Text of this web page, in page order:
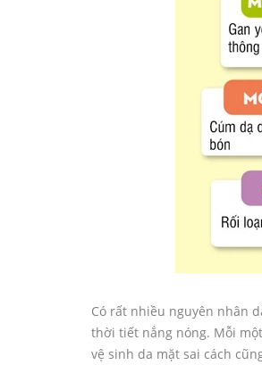
Có rất nhiều nguyên nhân
thời tiết nắng nóng. Mỗi một
vệ sinh da mặt sai cách